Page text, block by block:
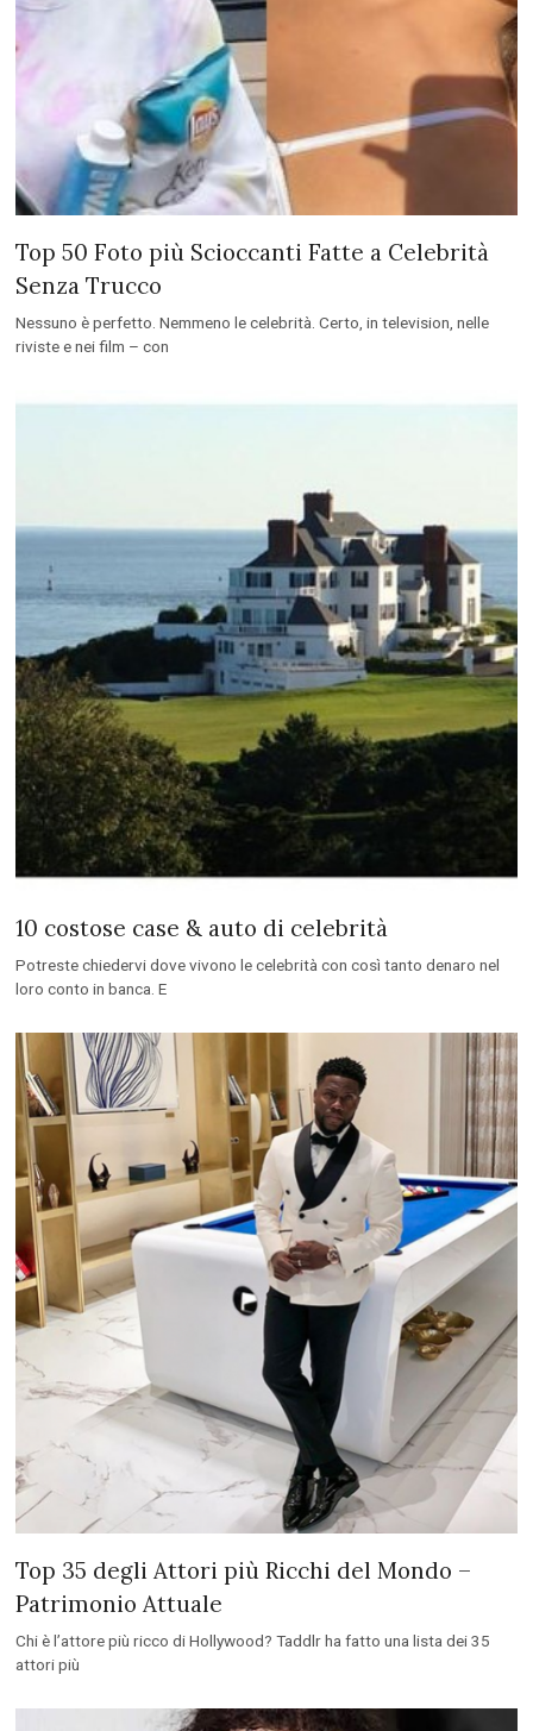
Top 50 Foto più Scioccanti Fatte a Celebrità
Senza Trucco
Nessuno è perfetto. Nemmeno le celebrità. Certo, in television, nelle
riviste e nei film – con
10 costose case & auto di celebrità
Potreste chiedervi dove vivono le celebrità con così tanto denaro nel
loro conto in banca. E
Top 35 degli Attori più Ricchi del Mondo –
Patrimonio Attuale
Chi è l’attore più ricco di Hollywood? Taddlr ha fatto una lista dei 35
attori più